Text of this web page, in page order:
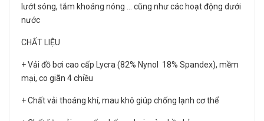
lướt sóng, tắm khoáng nóng … cũng như các hoạt động dưới
nước
CHẤT LIỆU
+ Vải đồ bơi cao cấp Lycra (82% Nynol 18% Spandex), mềm
mại, co giãn 4 chiều
+ Chất vải thoáng khí, mau khô giúp chống lạnh cơ thể